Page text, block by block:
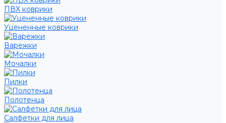
ПВХ коврики
Уцененные коврики
Варежки
Мочалки
Пилки
Полотенца
Салфетки для лица